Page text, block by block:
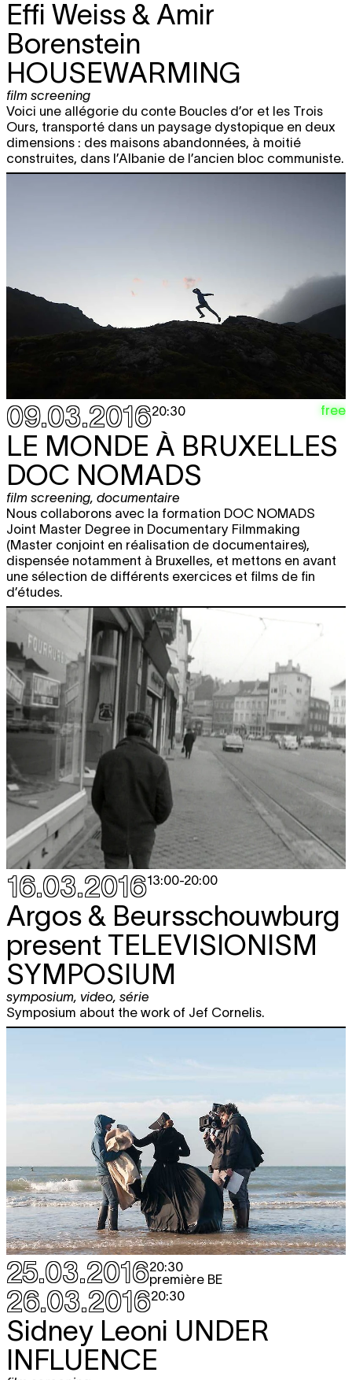
Effi Weiss & Amir
Borenstein
HOUSEWARMING
film screening
Voici une allégorie du conte Boucles d’or et les Trois
Ours, transporté dans un paysage dystopique en deux
dimensions : des maisons abandonnées, à moitié
construites, dans l’Albanie de l’ancien bloc communiste.
09.03.201620:30 free
LE MONDE À BRUXELLES
DOC NOMADS
film screening, documentaire
Nous collaborons avec la formation DOC NOMADS
Joint Master Degree in Documentary Filmmaking
(Master conjoint en réalisation de documentaires),
dispensée notamment à Bruxelles, et mettons en avant
une sélection de différents exercices et films de fin
d’études.
16.03.201613:00-20:00
Argos & Beursschouwburg
present TELEVISIONISM
SYMPOSIUM
symposium, video, série
Symposium about the work of Jef Cornelis.
25.03.201620:30
première BE
26.03.201620:30
Sidney Leoni UNDER
INFLUENCE